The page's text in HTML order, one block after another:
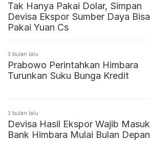
Tak Hanya Pakai Dolar, Simpan
Devisa Ekspor Sumber Daya Bisa
Pakai Yuan Cs
3 bulan lalu
Prabowo Perintahkan Himbara
Turunkan Suku Bunga Kredit
3 bulan lalu
Devisa Hasil Ekspor Wajib Masuk
Bank Himbara Mulai Bulan Depan